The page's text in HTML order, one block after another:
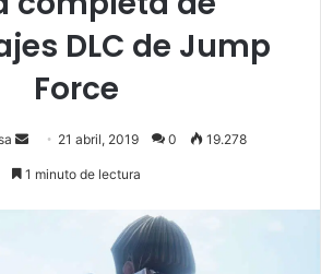
DLC de Jump
Force
21 abril, 2019 0 19.278
1 minuto de lectura